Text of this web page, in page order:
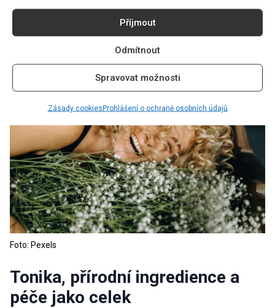
Příjmout
Odmítnout
Spravovat možnosti
Zásady cookiesProhlášení o ochraně osobních údajů
PŘIPOMÍNÁ JEMNÝ MĚSÍČNÍ SVIT, NENÍ TAKOVÁ,
JAK SE MŮŽE ZDÁT
Foto: Pexels
Tonika, přírodní ingredience a
péče jako celek